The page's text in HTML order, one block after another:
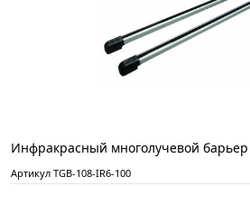
Инфракрасный многолучевой
Артикул TGB-108-IR6-100